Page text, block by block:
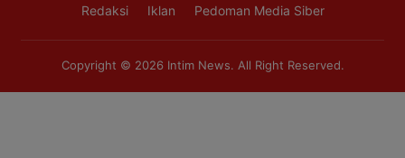
Redaksi Iklan Pedoman Media Siber
Copyright © 2026 Intim News. All Right Reserved.